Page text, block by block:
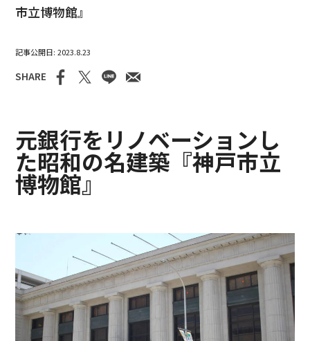
市立博物館』
2023.8.23
SHARE
元銀行をリノベーションし
た昭和の名建築『神戸市立
博物館』